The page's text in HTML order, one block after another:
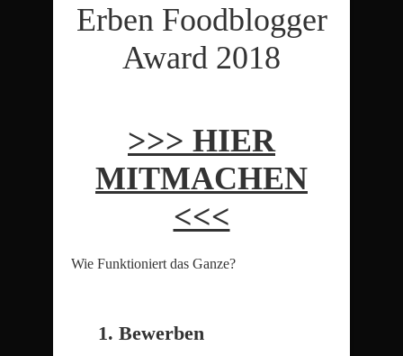
Erben Foodblogger
Award 2018
>>> HIER
MITMACHEN
<<<
Wie Funktioniert das Ganze?
1. Bewerben